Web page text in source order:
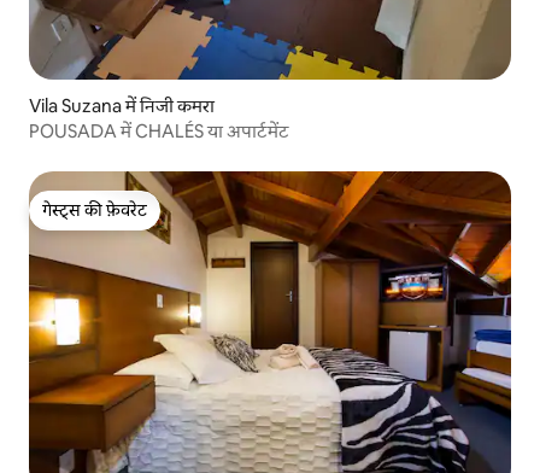
Vila Suzana में निजी कमरा
POUSADA में CHALÉS या अपार्टमेंट
गेस्ट्स की फ़ेवरेट
गेस्ट्स की फ़ेवरेट